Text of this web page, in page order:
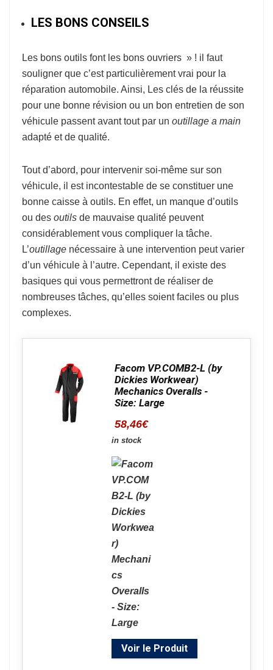
LES BONS CONSEILS
Les bons outils font les bons ouvriers » ! il faut
souligner que c’est particulièrement vrai pour la
réparation automobile. Ainsi, Les clés de la réussite
pour une bonne révision ou un bon entretien de son
véhicule passent avant tout par un outillage a main
adapté et de qualité.
Tout d’abord, pour intervenir soi-même sur son
véhicule, il est incontestable de se constituer une
bonne caisse à outils. En effet, un manque d’outils
ou des outils de mauvaise qualité peuvent
considérablement vous compliquer la tâche.
L’outillage nécessaire à une intervention peut varier
d’un véhicule à l’autre. Cependant, il existe des
basiques qui vous permettront de réaliser de
nombreuses tâches, qu’elles soient faciles ou plus
complexes.
Facom VP.COMB2-L (by
Dickies Workwear)
Mechanics Overalls -
Size: Large
58,46€
in stock
Voir le Produit